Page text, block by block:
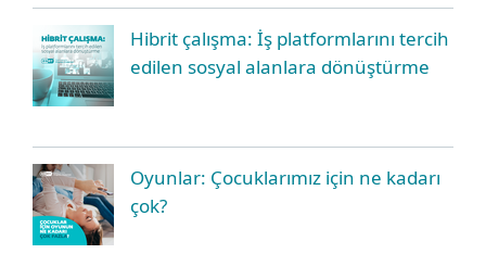
Hibrit çalışma: İş platformlarını tercih
edilen sosyal alanlara dönüştürme
Oyunlar: Çocuklarımız için ne kadarı
çok?